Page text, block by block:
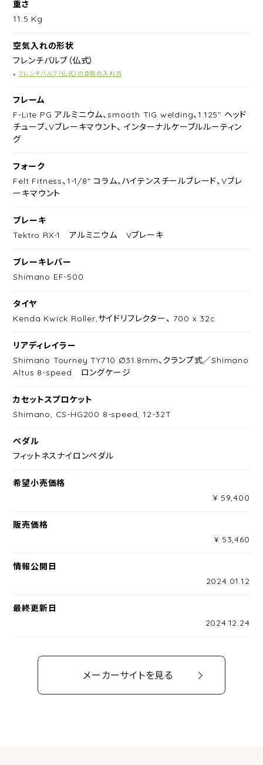
重さ
11.5 Kg
空気入れの形状
フレンチバルブ（仏式）
»フレンチバルブ（仏式）の空気の入れ方
フレーム
F-Lite PG アルミニウム、smooth TIG welding、1.125" ヘッド
チューブ、Vブレーキマウント、 インターナルケーブルルーティン
グ
フォーク
Felt Fitness、1-1/8" コラム、ハイテンスチールブレード、Vブレ
ーキマウント
ブレーキ
Tektro RX-1 アルミニウム Vブレーキ
ブレーキレバー
Shimano EF-500
タイヤ
Kenda Kwick Roller,サイドリフレクター、 700 x 32c
リアディレイラー
Shimano Tourney TY710 Ø31.8mm、クランプ式／Shimano
Altus 8-speed ロングケージ
カセットスプロケット
Shimano, CS-HG200 8-speed, 12-32T
ペダル
フィットネスナイロンペダル
希望小売価格
¥ 59,400
販売価格
¥ 53,460
情報公開日
2024.01.12
最終更新日
2024.12.24
メーカーサイトを見る